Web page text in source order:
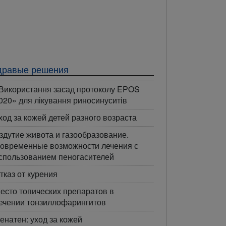
решения
засад протоколу EPOS
для лікування риносинуситів
за кожей детей разного возраста
живота и газообразование.
возможности лечения с
пеногасителей
от курения
топических препаратов в
тонзиллофарингитов
уход за кожей